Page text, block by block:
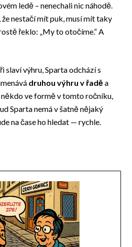
ledě – nenechali nic náhodě.
nestačí mít puk, musí mít taky
řeklo: „My to otočíme.“ A
slaví výhru, Sparta odchází s
druhou výhru v řaděa
ve formě v tomto ročníku,
Sparta nemá v šatně nějaký
na čase ho hledat — rychle.